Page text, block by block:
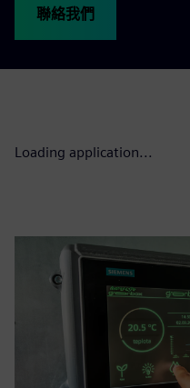
聯絡我們
Loading application...